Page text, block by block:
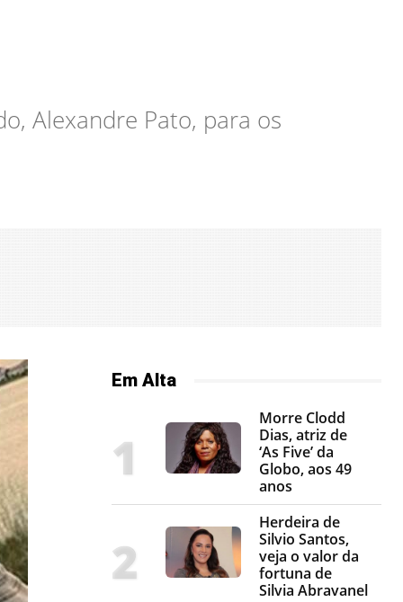
Alexandre Pato, para os
Em Alta
Morre Clodd
Dias, atriz de
‘As Five’ da
Globo, aos 49
anos
Herdeira de
Silvio Santos,
veja o valor da
fortuna de
Silvia Abravanel